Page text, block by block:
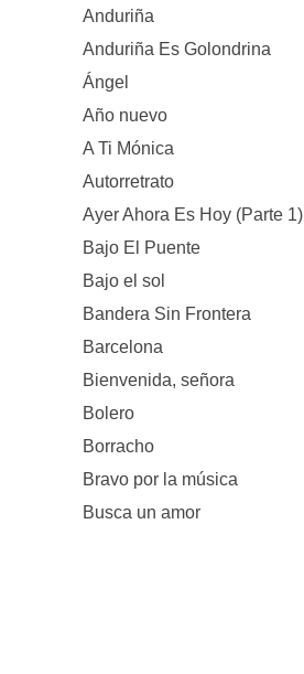
Anduriña
Anduriña Es Golondrina
Ángel
Año nuevo
A Ti Mónica
Autorretrato
Ayer Ahora Es Hoy (Parte 1)
Bajo El Puente
Bajo el sol
Bandera Sin Frontera
Barcelona
Bienvenida, señora
Bolero
Borracho
Bravo por la música
Busca un amor